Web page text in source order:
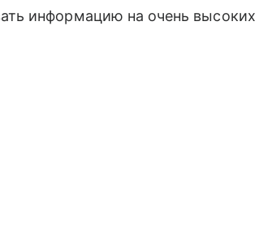
информацию на очень высоких